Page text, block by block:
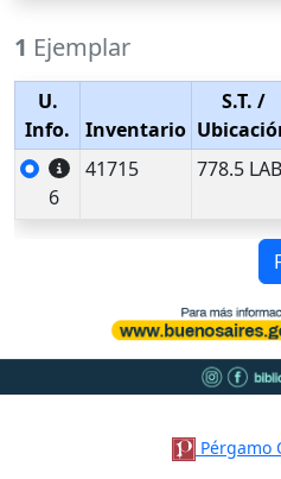
1 Ejemplar
U.
Info.
Inventario
S.T. /
6
41715 778.5
Pérgamo